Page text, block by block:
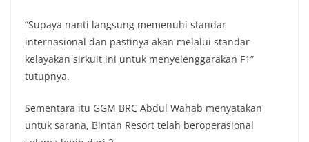
“Supaya nanti langsung memenuhi standar
internasional dan pastinya akan melalui standar
kelayakan sirkuit ini untuk menyelenggarakan F1”
tutupnya.
Sementara itu GGM BRC Abdul Wahab menyatakan
untuk sarana, Bintan Resort telah beroperasional